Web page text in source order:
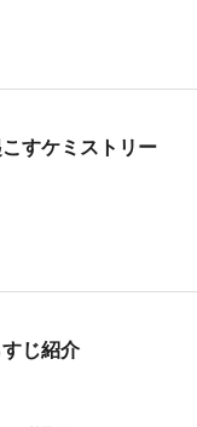
すケミストリー
じ紹介